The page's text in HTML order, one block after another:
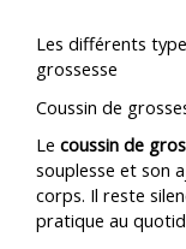
Les différents
grossesse
Coussin de
Le coussin de
souplesse et son
corps. Il reste
pratique au